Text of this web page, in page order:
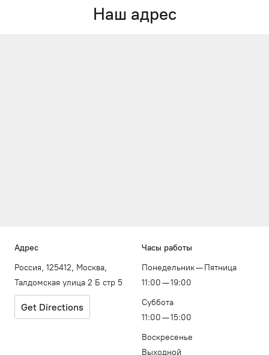
Наш адрес
Адрес
Россия, 125412, Москва,
Талдомская улица 2 Б стр 5
Get Directions
Часы работы
Понедельник — Пятница
11:00 — 19:00
Суббота
11:00 — 15:00
Воскресенье
Выходной